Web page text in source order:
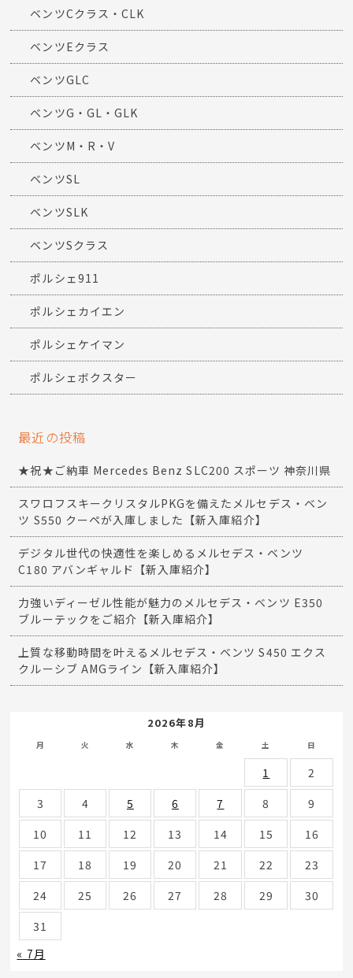
ベンツCクラス・CLK
ベンツEクラス
ベンツGLC
ベンツG・GL・GLK
ベンツM・R・V
ベンツSL
ベンツSLK
ベンツSクラス
ポルシェ911
ポルシェカイエン
ポルシェケイマン
ポルシェボクスター
最近の投稿
★祝★ご納車 Mercedes Benz SLC200 スポーツ 神奈川県
スワロフスキークリスタルPKGを備えたメルセデス・ベン
ツ S550 クーペが入庫しました【新入庫紹介】
デジタル世代の快適性を楽しめるメルセデス・ベンツ
C180 アバンギャルド【新入庫紹介】
力強いディーゼル性能が魅力のメルセデス・ベンツ E350
ブルーテックをご紹介【新入庫紹介】
上質な移動時間を叶えるメルセデス・ベンツ S450 エクス
クルーシブ AMGライン【新入庫紹介】
2026年8月
月 火 水 木 金 土 日
1
2
3
4 5 6 7 8
9
10
11 12 13 14 15
16
17
18 19 20 21 22
23
24
25 26 27 28 29
30
31
« 7月